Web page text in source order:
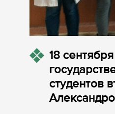
18
студентов